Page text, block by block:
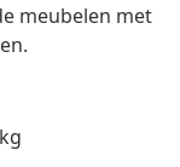
meubelen met